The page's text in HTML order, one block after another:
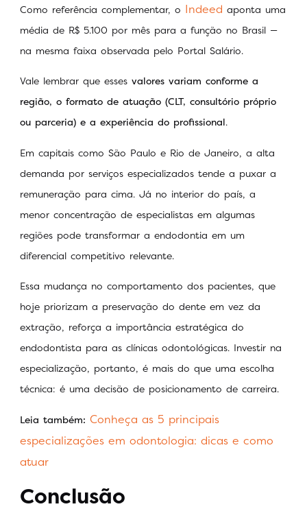
Como referência complementar, o Indeed aponta uma
média de R$ 5.100 por mês para a função no Brasil —
na mesma faixa observada pelo Portal Salário.
Vale lembrar que esses valores variam conforme a
região, o formato de atuação (CLT, consultório próprio
ou parceria) e a experiência do profissional.
Em capitais como São Paulo e Rio de Janeiro, a alta
demanda por serviços especializados tende a puxar a
remuneração para cima. Já no interior do país, a
menor concentração de especialistas em algumas
regiões pode transformar a endodontia em um
diferencial competitivo relevante.
Essa mudança no comportamento dos pacientes, que
hoje priorizam a preservação do dente em vez da
extração, reforça a importância estratégica do
endodontista para as clínicas odontológicas. Investir na
especialização, portanto, é mais do que uma escolha
técnica: é uma decisão de posicionamento de carreira.
Leia também: Conheça as 5 principais
especializações em odontologia: dicas e como
atuar
Conclusão